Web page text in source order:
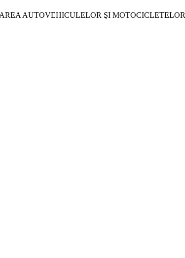
AUTOVEHICULELOR ŞI MOTOCICLETELOR